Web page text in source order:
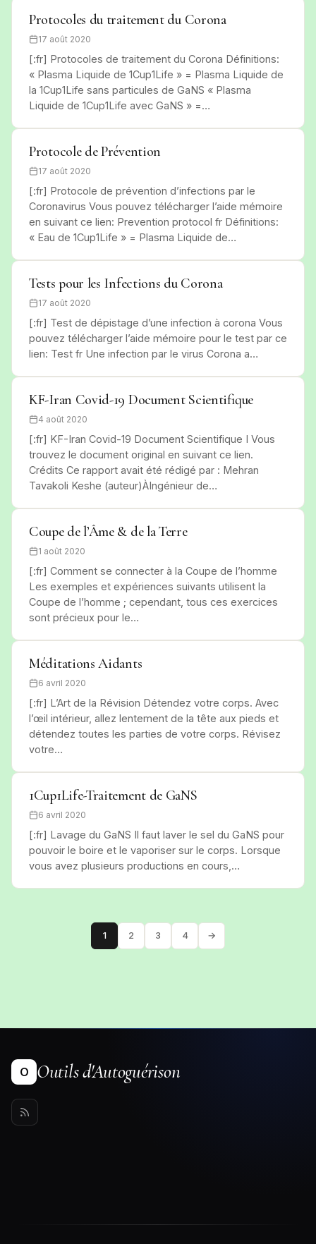
Protocoles du traitement du Corona
17 août 2020
[:fr] Protocoles de traitement du Corona Définitions:
« Plasma Liquide de 1Cup1Life » = Plasma Liquide de
la 1Cup1Life sans particules de GaNS « Plasma
Liquide de 1Cup1Life avec GaNS » =…
Protocole de Prévention
17 août 2020
[:fr] Protocole de prévention d’infections par le
Coronavirus Vous pouvez télécharger l’aide mémoire
en suivant ce lien: Prevention protocol fr Définitions:
« Eau de 1Cup1Life » = Plasma Liquide de…
Tests pour les Infections du Corona
17 août 2020
[:fr] Test de dépistage d’une infection à corona Vous
pouvez télécharger l’aide mémoire pour le test par ce
lien: Test fr Une infection par le virus Corona a…
KF-Iran Covid-19 Document Scientifique
4 août 2020
[:fr] KF-Iran Covid-19 Document Scientifique I Vous
trouvez le document original en suivant ce lien.
Crédits Ce rapport avait été rédigé par : Mehran
Tavakoli Keshe (auteur)ÀIngénieur de…
Coupe de l’Âme & de la Terre
1 août 2020
[:fr] Comment se connecter à la Coupe de l’homme
Les exemples et expériences suivants utilisent la
Coupe de l’homme ; cependant, tous ces exercices
sont précieux pour le…
Méditations Aidants
6 avril 2020
[:fr] L’Art de la Révision Détendez votre corps. Avec
l’œil intérieur, allez lentement de la tête aux pieds et
détendez toutes les parties de votre corps. Révisez
votre…
1Cup1Life-Traitement de GaNS
6 avril 2020
[:fr] Lavage du GaNS Il faut laver le sel du GaNS pour
pouvoir le boire et le vaporiser sur le corps. Lorsque
vous avez plusieurs productions en cours,…
1 2 3 4 →
O Outils d'Autoguérison